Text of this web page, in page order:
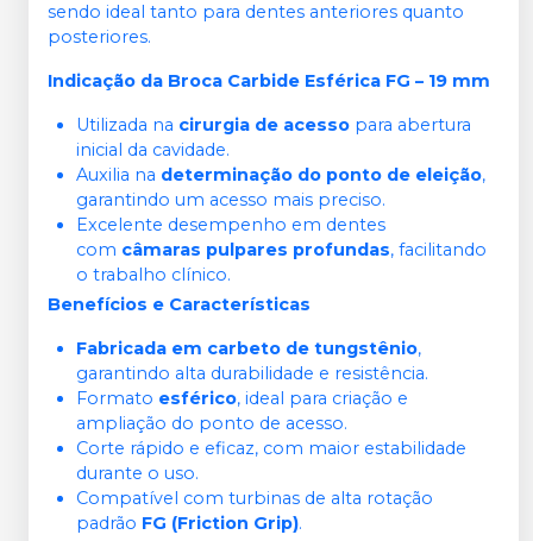
sendo ideal tanto para dentes anteriores quanto
posteriores.
Indicação da Broca Carbide Esférica FG – 19 mm
Utilizada na cirurgia de acesso para abertura
inicial da cavidade.
Auxilia na determinação do ponto de eleição,
garantindo um acesso mais preciso.
Excelente desempenho em dentes
com câmaras pulpares profundas, facilitando
o trabalho clínico.
Benefícios e Características
Fabricada em carbeto de tungstênio,
garantindo alta durabilidade e resistência.
Formato esférico, ideal para criação e
ampliação do ponto de acesso.
Corte rápido e eficaz, com maior estabilidade
durante o uso.
Compatível com turbinas de alta rotação
padrão FG (Friction Grip).